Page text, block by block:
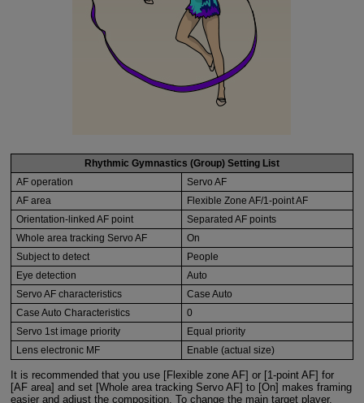
Rhythmic Gymnastics (Group) Setting List
AF operation
Servo AF
AF area
Flexible Zone AF/1-point AF
Orientation-linked AF point
Separated AF points
Whole area tracking Servo AF
On
Subject to detect
People
Eye detection
Auto
Servo AF characteristics
Case Auto
Case Auto Characteristics
0
Servo 1st image priority
Equal priority
Lens electronic MF
Enable (actual size)
It is recommended that you use [Flexible zone AF] or [1-point AF] for
[AF area] and set [Whole area tracking Servo AF] to [On] makes framing
easier and adjust the composition. To change the main target player,